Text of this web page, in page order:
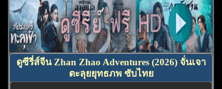
สำหรับ:
ดูซีรี่ส์จีน Zhan Zhao Adventures (2026) จั่นเจา
ตะลุยยุทธภพ ซับไทย